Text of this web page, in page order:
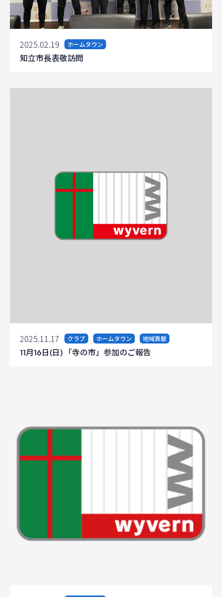
2025.02.19 ホームタウン
知立市長表敬訪問
2025.11.17 クラブ ホームタウン 地域貢献
11月16日(日) 「寺の市」参加のご報告